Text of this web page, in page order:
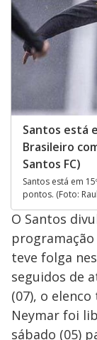
Santos está
Brasileiro
Santos FC)
Santos está em
pontos. (Foto:
O Santos
programação
teve folga
seguidos de
(07), o
Neymar foi
sábado (05)